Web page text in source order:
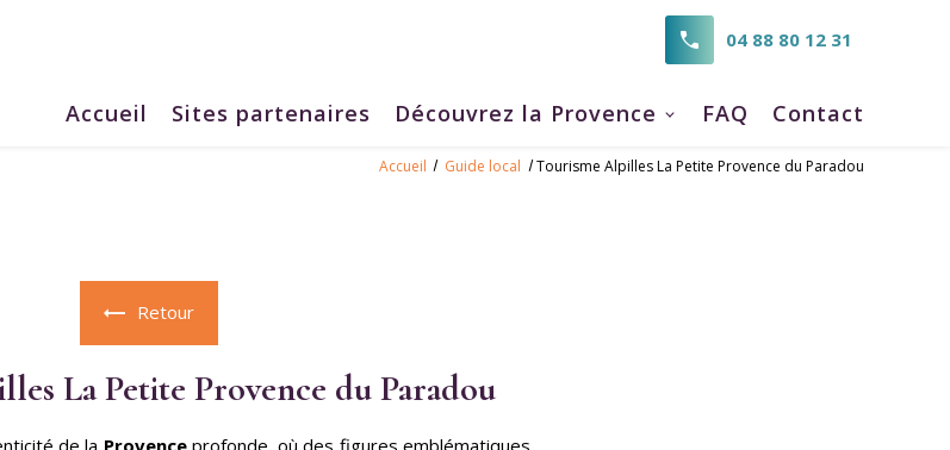
04 88 80 12 31
Accueil Sites partenaires Découvrez la Provence FAQ Contact
Accueil Guide local Tourisme Alpilles La Petite Provence du Paradou
Retour
La Petite Provence du Paradou
de la Provenceprofonde, où des figures emblématiques